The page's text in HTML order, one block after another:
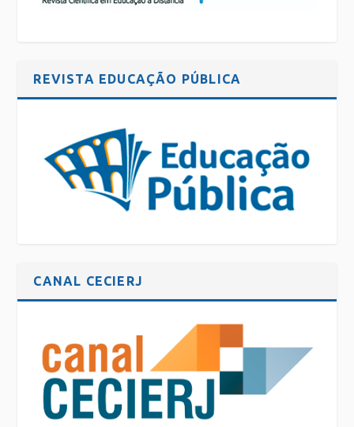
REVISTA EDUCAÇÃO PÚBLICA
CANAL CECIERJ